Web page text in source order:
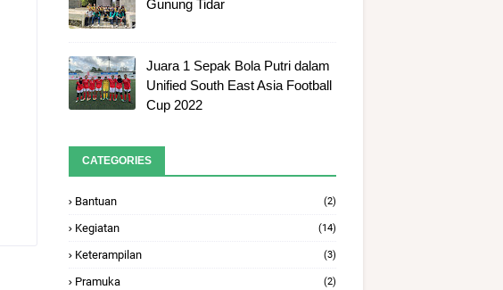
Gunung Tidar
Juara 1 Sepak Bola Putri dalam
Unified South East Asia Football
Cup 2022
CATEGORIES
Bantuan (2)
Kegiatan (14)
Keterampilan (3)
Pramuka (2)